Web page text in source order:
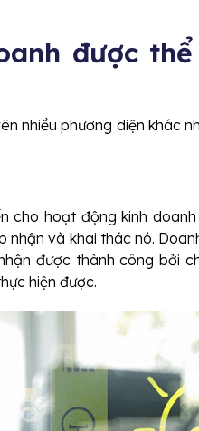
được
nhiều phương diện khác
cho hoạt động kinh
và khai thác nó.
được thành công bởi
hiện được.